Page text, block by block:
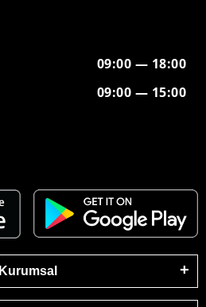
09:00 — 18:00
09:00 — 15:00
Kurumsal